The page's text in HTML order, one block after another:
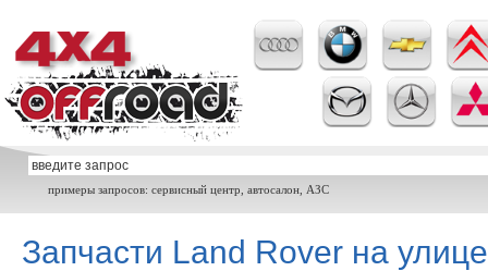
примеры запросов: сервисный центр, автосалон, АЗС
Запчасти Land Rover на